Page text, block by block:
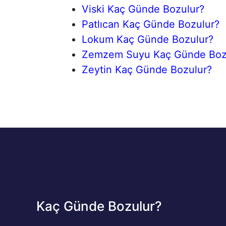
Viski Kaç Günde Bozulur?
Patlıcan Kaç Günde Bozulur?
Lokum Kaç Günde Bozulur?
Zemzem Suyu Kaç Günde
Zeytin Kaç Günde Bozulur?
Kaç Günde Bozulur?